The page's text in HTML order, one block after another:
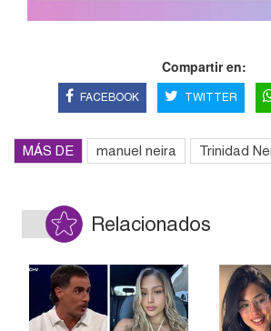
Compartir en:
FACEBOOK TWITTER
MÁS DE manuel neira Trinidad
Relacionados